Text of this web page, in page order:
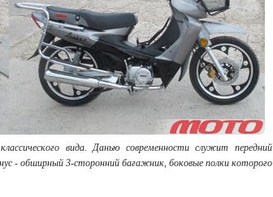
вида. Данью современности служит передний
- обширный 3-сторонний багажник, боковые полки которого